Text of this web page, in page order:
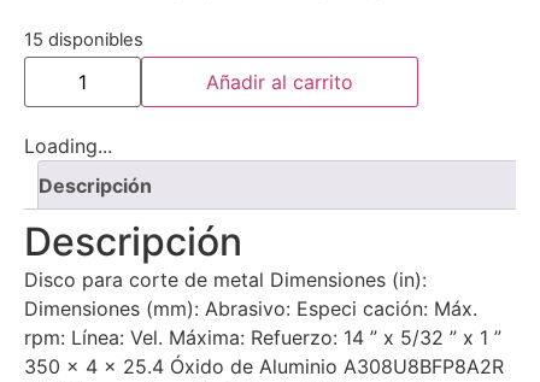
15 disponibles
Añadir al carrito
Loading...
Descripción
Descripción
Disco para corte de metal Dimensiones (in):
Dimensiones (mm): Abrasivo: Especi cación: Máx.
rpm: Línea: Vel. Máxima: Refuerzo: 14 ” x 5/32 ” x 1 ”
350 x 4 x 25.4 Óxido de Aluminio A308U8BFP8A2R